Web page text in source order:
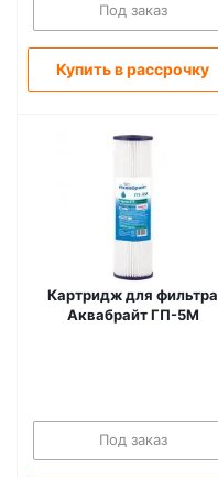
Под заказ
Купить в рассрочку
Картридж для фильтра
Аквабрайт ГП-5М
Под заказ